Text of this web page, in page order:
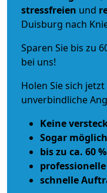
stressfreien und
Duisburg nach
Sparen Sie bis zu
bei uns!
Holen Sie sich
unverbindliche
Keine
Sogar
bis zu ca. 60
schnelle